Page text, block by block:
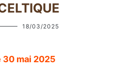
18/03/2025
30 mai 2025